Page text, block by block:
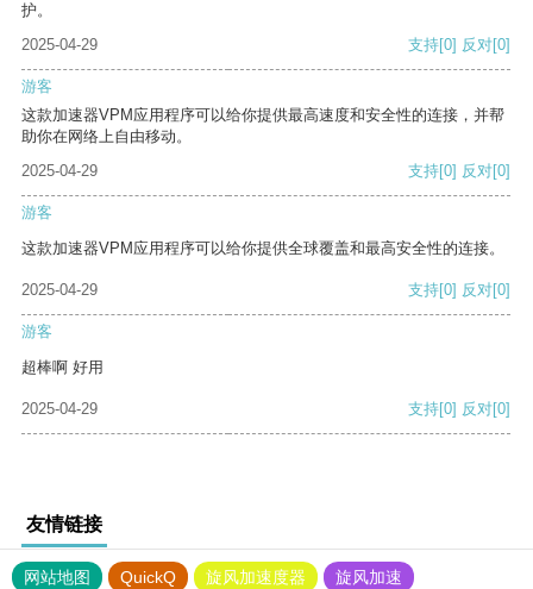
护。
2025-04-29
支持[0] 反对[0]
游客
这款加速器VPM应用程序可以给你提供最高速度和安全性的连接，并帮
助你在网络上自由移动。
2025-04-29
支持[0] 反对[0]
游客
这款加速器VPM应用程序可以给你提供全球覆盖和最高安全性的连接。
2025-04-29 支持[0] 反对[0]
游客
超棒啊 好用
2025-04-29 支持[0] 反对[0]
友情链接
网站地图 QuickQ 旋风加速度器
旋风加速